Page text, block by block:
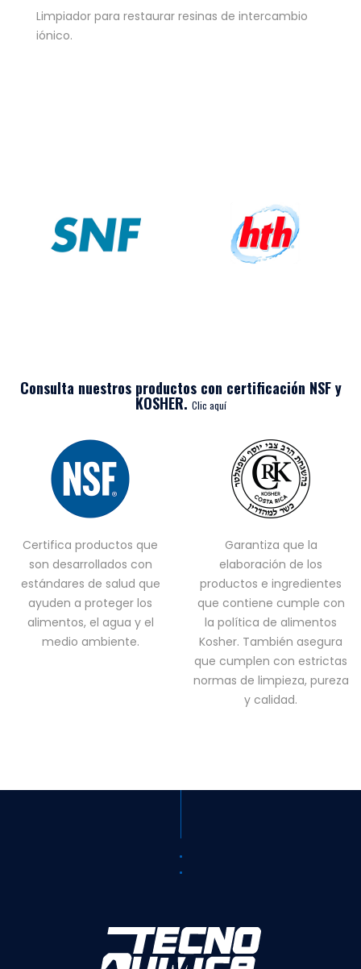
Limpiador para restaurar resinas de intercambio
iónico.
Consulta nuestros productos con certificación NSF y
KOSHER. Clic aquí
Certifica productos que
son desarrollados con
estándares de salud que
ayuden a proteger los
alimentos, el agua y el
medio ambiente.
Garantiza que la
elaboración de los
productos e ingredientes
que contiene cumple con
la política de alimentos
Kosher. También asegura
que cumplen con estrictas
normas de limpieza, pureza
y calidad.